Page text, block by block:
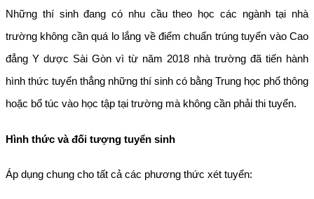
Những thí sinh đang có nhu cầu theo học các ngành tại nhà
trường không cần quá lo lắng về điểm chuẩn trúng tuyển vào Cao
đẳng Y dược Sài Gòn vì từ năm 2018 nhà trường đã tiến hành
hình thức tuyển thẳng những thí sinh có bằng Trung học phổ thông
hoặc bổ túc vào học tập tại trường mà không cần phải thi tuyển.
Hình thức và đối tượng tuyển sinh
Áp dụng chung cho tất cả các phương thức xét tuyển: